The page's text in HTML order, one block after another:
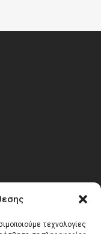
τεχνολογίες